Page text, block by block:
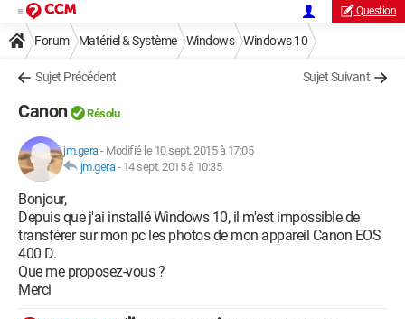
Question
Forum Matériel & Système Windows Windows 10
Sujet Précédent Sujet Suivant
Canon Résolu
jm.gera- Modifié le 10 sept. 2015 à 17:05
jm.gera- 14 sept. 2015 à 10:35
Bonjour,
Depuis que j'ai installé Windows 10, il m'est impossible de
transférer sur mon pc les photos de mon appareil Canon EOS
400 D.
Que me proposez-vous ?
Merci